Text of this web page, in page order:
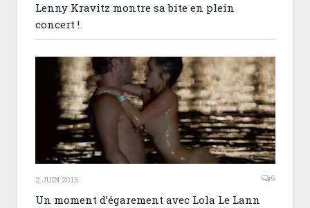
Lenny Kravitz montre sa bite en plein
concert !
2 JUIN 2015 5
Un moment d’égarement avec Lola Le Lann